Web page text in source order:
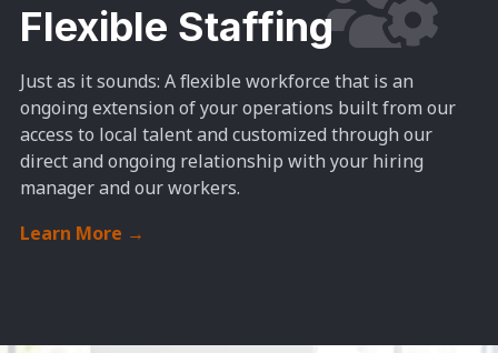
Flexible Staffing
Just as it sounds: A flexible workforce that is an
ongoing extension of your operations built from our
access to local talent and customized through our
direct and ongoing relationship with your hiring
manager and our workers.
Learn More →